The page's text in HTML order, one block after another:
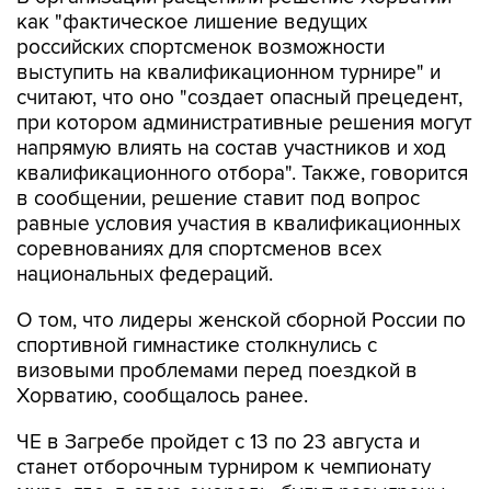
выступить на квалификационном турнире" и
считают, что оно "создает опасный прецедент,
при котором административные решения могут
напрямую влиять на состав участников и ход
квалификационного отбора". Также, говорится
в сообщении, решение ставит под вопрос
равные условия участия в квалификационных
соревнованиях для спортсменов всех
национальных федераций.
О том, что лидеры женской сборной России по
визовыми проблемами перед поездкой в
Хорватию, сообщалось ранее.
ЧЕ в Загребе пройдет с 13 по 23 августа и
мира, где, в свою очередь, будут разыграны
первые командные квоты на Олимпийские